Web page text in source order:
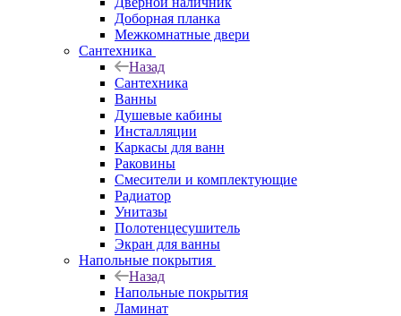
Доборная планка
Межкомнатные двери
Сантехника
Назад
Сантехника
Ванны
Душевые кабины
Инсталляции
Каркасы для ванн
Раковины
Смесители и комплектующие
Радиатор
Унитазы
Полотенцесушитель
Экран для ванны
Напольные покрытия
Назад
Напольные покрытия
Ламинат